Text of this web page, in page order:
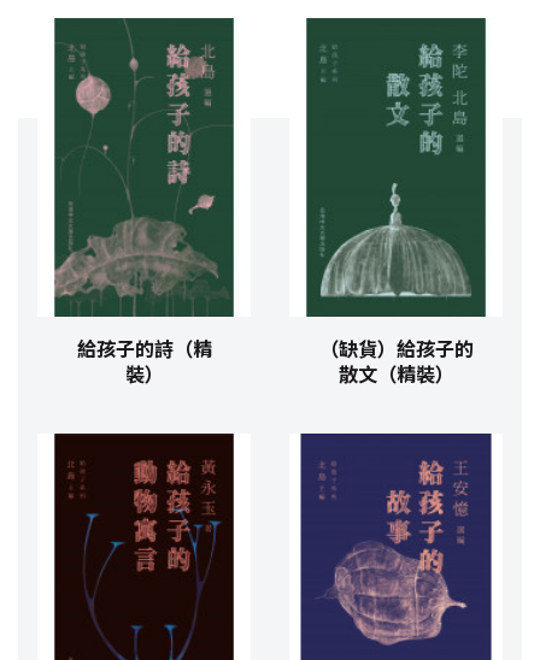
給孩子的詩（精
裝）
（缺貨）給孩子的
散文（精裝）